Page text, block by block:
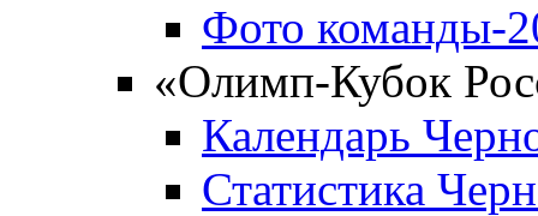
Фото команды-
«Олимп-Кубок
Календарь
Статистика